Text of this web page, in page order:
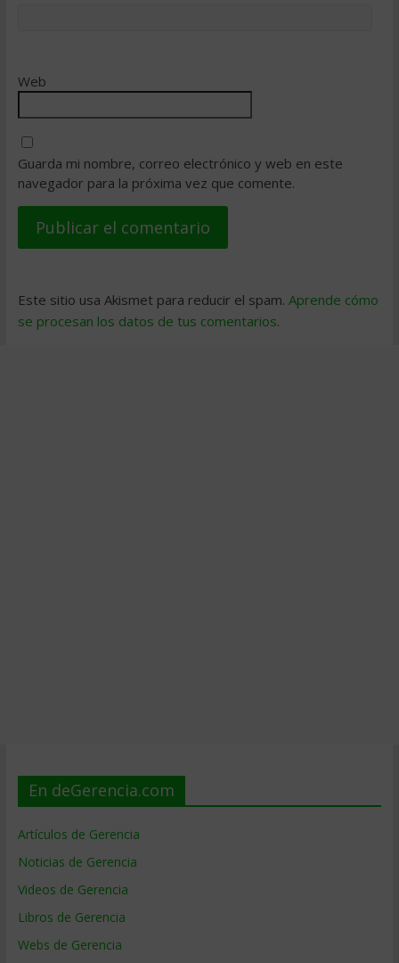
Web
Guarda mi nombre, correo electrónico y web en este
navegador para la próxima vez que comente.
Este sitio usa Akismet para reducir el spam. Aprende cómo
se procesan los datos de tus comentarios.
En deGerencia.com
Artículos de Gerencia
Noticias de Gerencia
Videos de Gerencia
Libros de Gerencia
Webs de Gerencia